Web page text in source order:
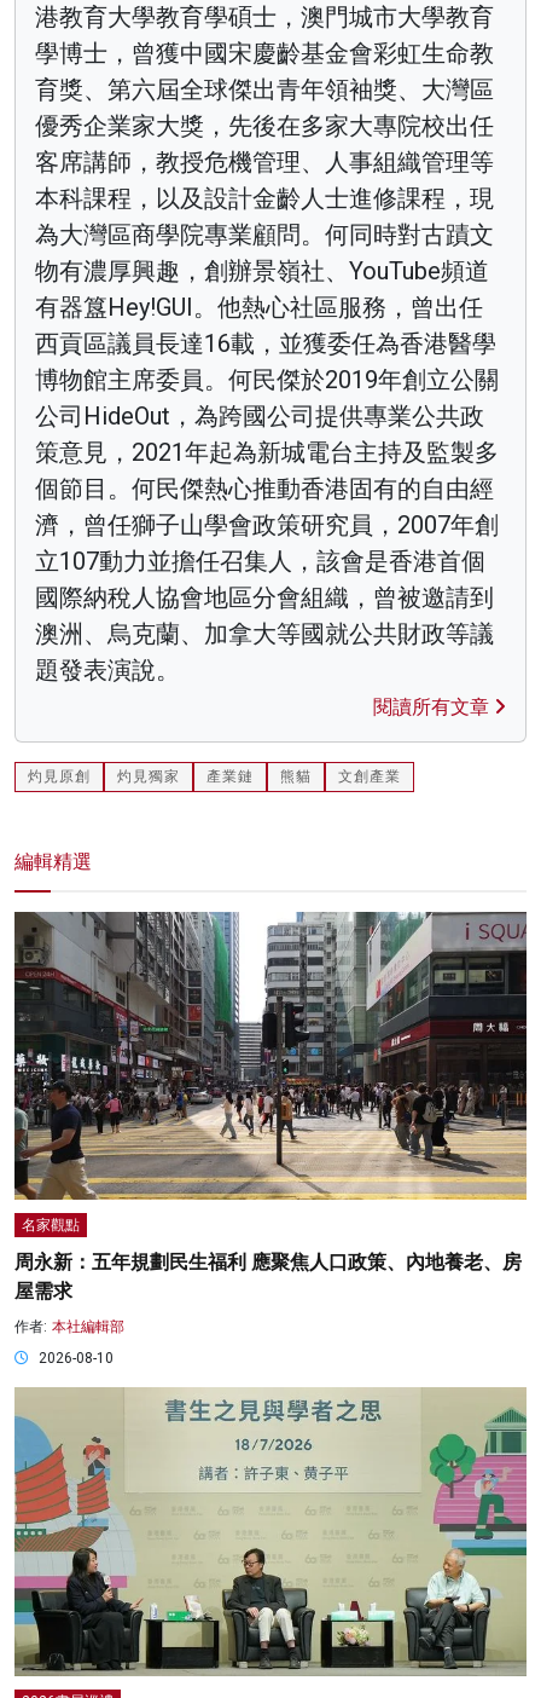
港教育大學教育學碩士，澳門城市大學教育
學博士，曾獲中國宋慶齡基金會彩虹生命教
育獎、第六屆全球傑出青年領袖獎、大灣區
優秀企業家大獎，先後在多家大專院校出任
客席講師，教授危機管理、人事組織管理等
本科課程，以及設計金齡人士進修課程，現
為大灣區商學院專業顧問。何同時對古蹟文
物有濃厚興趣，創辦景嶺社、YouTube頻道
有器簋Hey!GUI。他熱心社區服務，曾出任
西貢區議員長達16載，並獲委任為香港醫學
博物館主席委員。何民傑於2019年創立公關
公司HideOut，為跨國公司提供專業公共政
策意見，2021年起為新城電台主持及監製多
個節目。何民傑熱心推動香港固有的自由經
濟，曾任獅子山學會政策研究員，2007年創
立107動力並擔任召集人，該會是香港首個
國際納稅人協會地區分會組織，曾被邀請到
澳洲、烏克蘭、加拿大等國就公共財政等議
題發表演說。
閱讀所有文章
灼見原創 灼見獨家 產業鏈 熊貓 文創產業
編輯精選
名家觀點
周永新：五年規劃民生福利 應聚焦人口政策、內地養老、房
屋需求
作者: 本社編輯部
2026-08-10